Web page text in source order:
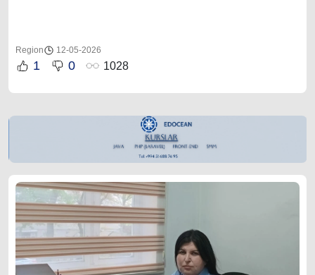
Region 12-05-2026
1 0 1028